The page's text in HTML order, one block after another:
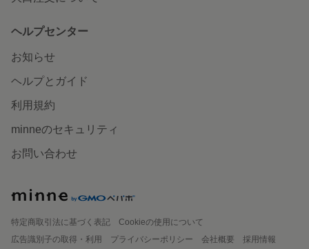
ヘルプセンター
お知らせ
ヘルプとガイド
利用規約
minneのセキュリティ
お問い合わせ
特定商取引法に基づく表記
Cookieの使用について
広告識別子の取得・利用
プライバシーポリシー 会社概要
採用情報